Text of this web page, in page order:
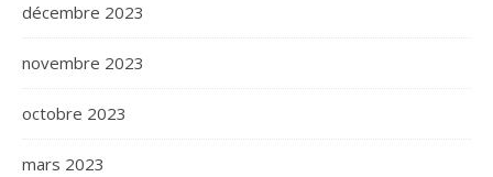
décembre 2023
novembre 2023
octobre 2023
mars 2023